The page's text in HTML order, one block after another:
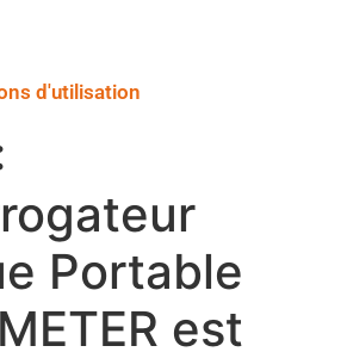
d'utilisation
Portable
est